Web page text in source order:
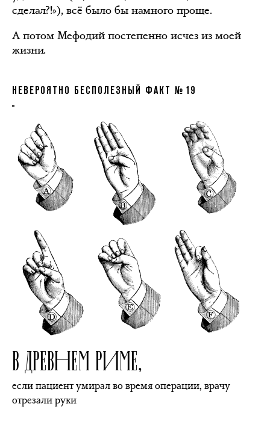
сделал?!»), всё было бы намного проще.
А потом Мефодий постепенно исчез из моей
жизни.
НЕВЕРОЯТНО БЕСПОЛЕЗНЫЙ ФАКТ № 19
В ДРЕВНЕМ РИМЕ,
если пациент умирал во время операции, врачу
отрезали руки